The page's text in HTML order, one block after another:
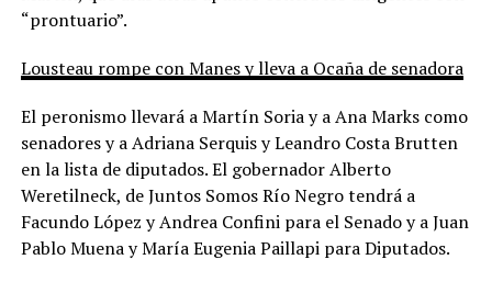
“prontuario”.
Lousteau rompe con Manes y lleva a Ocaña de senadora
El peronismo llevará a Martín Soria y a Ana Marks como
senadores y a Adriana Serquis y Leandro Costa Brutten
en la lista de diputados. El gobernador Alberto
Weretilneck, de Juntos Somos Río Negro tendrá a
Facundo López y Andrea Confini para el Senado y a Juan
Pablo Muena y María Eugenia Paillapi para Diputados.